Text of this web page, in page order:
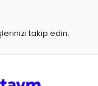
takip edin.